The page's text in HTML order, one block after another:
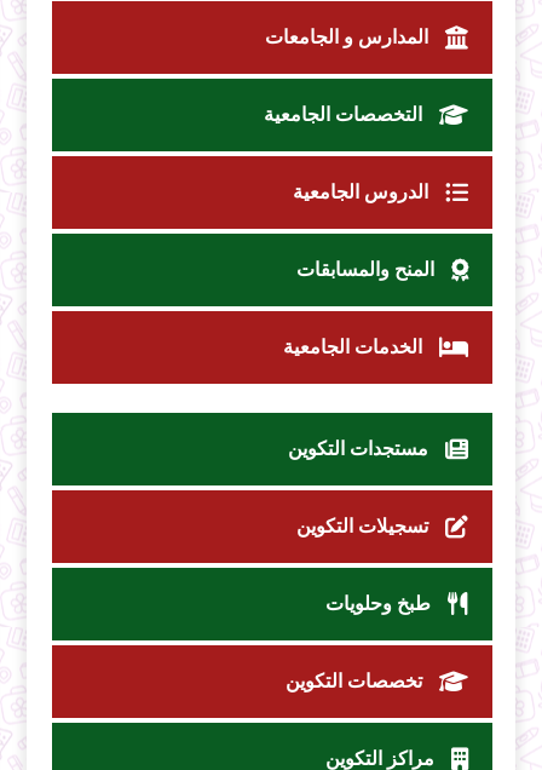
المدارس و الجامعات
التخصصات الجامعية
الدروس الجامعية
المنح والمسابقات
الخدمات الجامعية
مستجدات التكوين
تسجيلات التكوين
طبخ وحلويات
تخصصات التكوين
مراكز التكوين